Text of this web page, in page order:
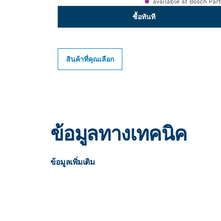
ซื้อทันที
สินค้าที่คุณเลือก
ข้อมูลทางเทคนิค
ข้อมูลเพิ่มเติม